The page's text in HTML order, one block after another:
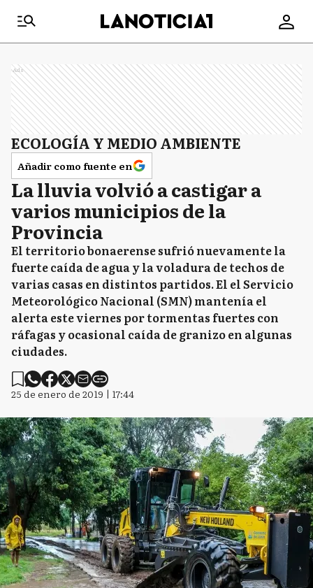
Ads
ECOLOGÍA Y MEDIO AMBIENTE
Añadir como fuente en
La lluvia volvió a castigar a
varios municipios de la
Provincia
El territorio bonaerense sufrió nuevamente la
fuerte caída de agua y la voladura de techos de
varias casas en distintos partidos. El el Servicio
Meteorológico Nacional (SMN) mantenía el
alerta este viernes por tormentas fuertes con
ráfagas y ocasional caída de granizo en algunas
ciudades.
25 de enero de 2019 | 17:44